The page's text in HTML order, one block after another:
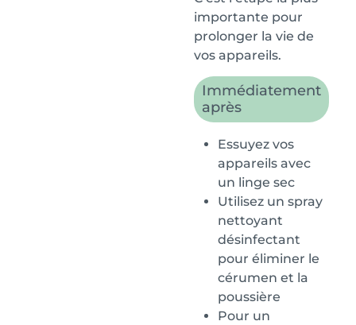
importante pour
prolonger la vie de
vos appareils.
Immédiatement
après
Essuyez vos
appareils avec
un linge sec
Utilisez un spray
nettoyant
désinfectant
pour éliminer le
cérumen et la
poussière
Pour un